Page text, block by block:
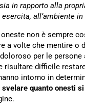
in rapporto alla
all’ambiente
non è sempre
a volte che mentire o
per le
risultare difficile
intorno in
svelare quanto onesti